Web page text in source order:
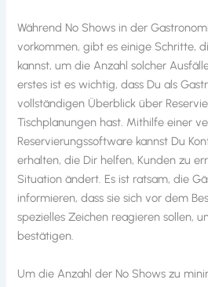
Während No Shows in der
vorkommen, gibt es einige Schritte,
kannst, um die Anzahl solcher
erstes ist es wichtig, dass Du als
vollständigen Überblick über
Tischplanungen hast. Mithilfe einer
Reservierungssoftware kannst Du
erhalten, die Dir helfen, Kunden zu
Situation ändert. Es ist ratsam, die
informieren, dass sie sich vor dem
spezielles Zeichen reagieren sollen,
bestätigen.
Um die Anzahl der No Shows zu